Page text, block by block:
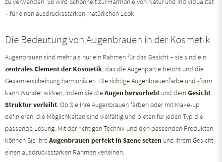
– für einen ausdrucksstarken, natürlichen Look.
Die Bedeutung von Augenbrauen in der Kosmetik
Augenbrauen sind mehr als nur ein Rahmen für das Gesicht – sie sind ein
zentrales Element der Kosmetik, das die Augenpartie betont und die
Gesamterscheinung harmonisiert. Die richtige Augenbrauenfarbe und -form
kann Wunder wirken, indem sie dieAugen hervorhebt und demGesicht
Struktur verleiht. Ob Sie Ihre Augenbrauen färben oder mit Make-up
definieren, die Möglichkeiten sind vielfältig und bieten für jeden Typ die
passende Lösung. Mit der richtigen Technik und den passenden Produkten
können Sie IhreAugenbrauen perfekt in Szene setzen und Ihrem Gesicht
einen ausdrucksstarken Rahmen verleihen.